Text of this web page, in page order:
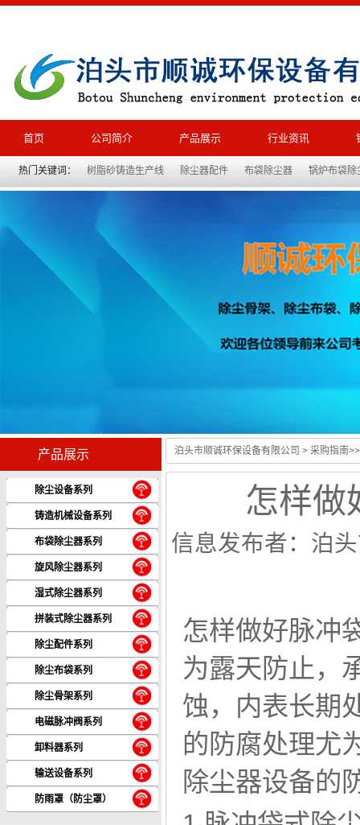
首页 公司简介 产品展示 行业资讯
热门关键词： 树脂砂铸造生产线 除尘器配件 布袋除尘器 锅炉布袋除
产品展示
除尘设备系列
铸造机械设备系列
布袋除尘器系列
旋风除尘器系列
湿式除尘器系列
拼装式除尘器系列
除尘配件系列
除尘布袋系列
除尘骨架系列
电磁脉冲阀系列
卸料器系列
输送设备系列
防雨罩（防尘罩）
泊头市顺诚环保设备有限公司 > 采购指南
怎样做
信息发布者：泊
怎样做好脉冲
为露天防止，
蚀，内表长期
的防腐处理尤
除尘器设备的